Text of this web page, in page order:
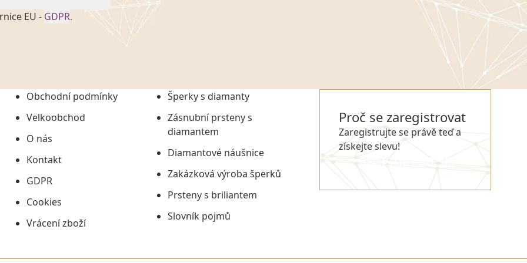
EU - GDPR.
č. 101/2000 Sb. v
uchováním veškerých
údajů či jako jeho
informací, nejdéle
Obchodní podmínky
Velkoobchod
O nás
Kontakt
GDPR
Cookies
Vrácení zboží
Šperky s diamanty
Zásnubní prsteny s
diamantem
Diamantové náušnice
Zakázková výroba šperků
Prsteny s briliantem
Slovník pojmů
Proč se zaregistrovat
Zaregistrujte se právě teď a
získejte slevu!
REGISTROVAT SE